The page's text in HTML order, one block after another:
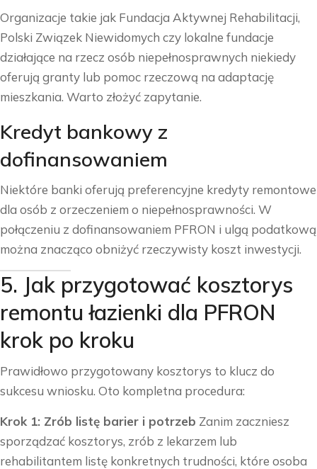
Organizacje takie jak Fundacja Aktywnej Rehabilitacji,
Polski Związek Niewidomych czy lokalne fundacje
działające na rzecz osób niepełnosprawnych niekiedy
oferują granty lub pomoc rzeczową na adaptację
mieszkania. Warto złożyć zapytanie.
Kredyt bankowy z
dofinansowaniem
Niektóre banki oferują preferencyjne kredyty remontowe
dla osób z orzeczeniem o niepełnosprawności. W
połączeniu z dofinansowaniem PFRON i ulgą podatkową
można znacząco obniżyć rzeczywisty koszt inwestycji.
5. Jak przygotować kosztorys
remontu łazienki dla PFRON
krok po kroku
Prawidłowo przygotowany kosztorys to klucz do
sukcesu wniosku. Oto kompletna procedura:
Krok 1: Zrób listę barier i potrzeb Zanim zaczniesz
sporządzać kosztorys, zrób z lekarzem lub
rehabilitantem listę konkretnych trudności, które osoba